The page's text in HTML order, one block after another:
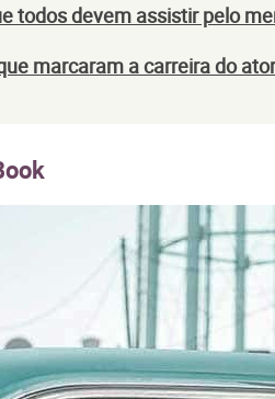
todos devem assistir pelo
marcaram a carreira do ator